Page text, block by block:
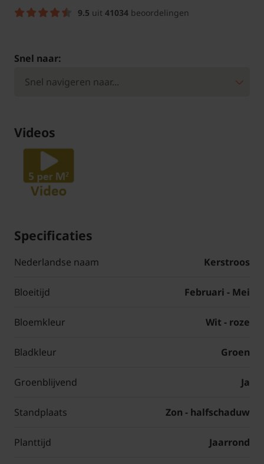
9.5 uit 41034 beoordelingen
Snel naar:
Videos
Specificaties
Nederlandse naam Kerstroos
Bloeitijd Februari - Mei
Bloemkleur Wit - roze
Bladkleur Groen
Groenblijvend Ja
Standplaats Zon - halfschaduw
Planttijd Jaarrond